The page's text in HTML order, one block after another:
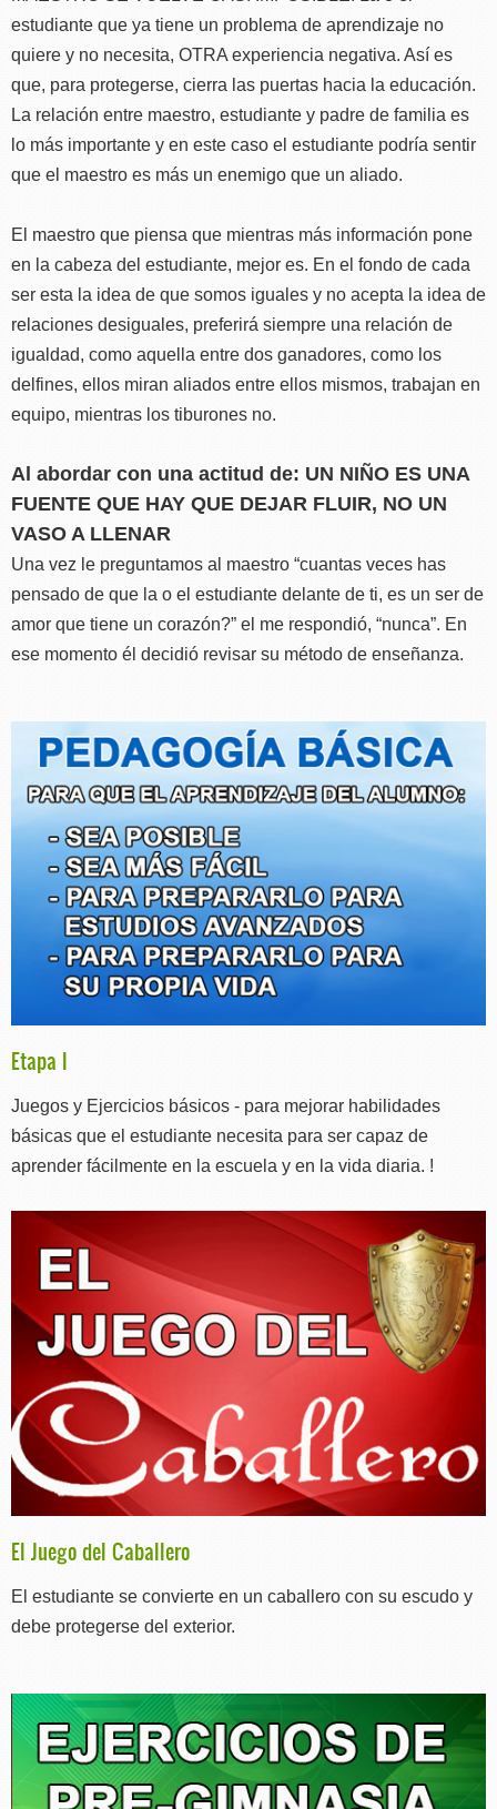
estudiante que ya tiene un problema de aprendizaje no
quiere y no necesita, OTRA experiencia negativa. Así es
que, para protegerse, cierra las puertas hacia la educación.
La relación entre maestro, estudiante y padre de familia es
lo más importante y en este caso el estudiante podría sentir
que el maestro es más un enemigo que un aliado.
El maestro que piensa que mientras más información pone
en la cabeza del estudiante, mejor es. En el fondo de cada
ser esta la idea de que somos iguales y no acepta la idea de
relaciones desiguales, preferirá siempre una relación de
igualdad, como aquella entre dos ganadores, como los
delfines, ellos miran aliados entre ellos mismos, trabajan en
equipo, mientras los tiburones no.
Al abordar con una actitud de: UN NIÑO ES UNA
FUENTE QUE HAY QUE DEJAR FLUIR, NO UN
VASO A LLENAR
Una vez le preguntamos al maestro “cuantas veces has
pensado de que la o el estudiante delante de ti, es un ser de
amor que tiene un corazón?” el me respondió, “nunca”. En
ese momento él decidió revisar su método de enseñanza.
Etapa I
Juegos y Ejercicios básicos - para mejorar habilidades
básicas que el estudiante necesita para ser capaz de
aprender fácilmente en la escuela y en la vida diaria. !
El Juego del Caballero
El estudiante se convierte en un caballero con su escudo y
debe protegerse del exterior.